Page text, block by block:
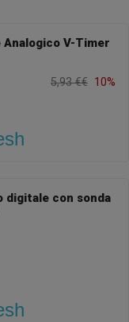
V-Timer
5,93 €€ 10%
digitale con sonda